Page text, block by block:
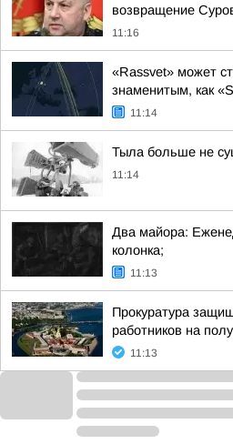
возвращение
11:16
«Rassvet» может
знаменитым, как
11:14
Тыла больше не
11:14
Два майора:
колонка;
11:13
Прокуратура
работников на
11:13